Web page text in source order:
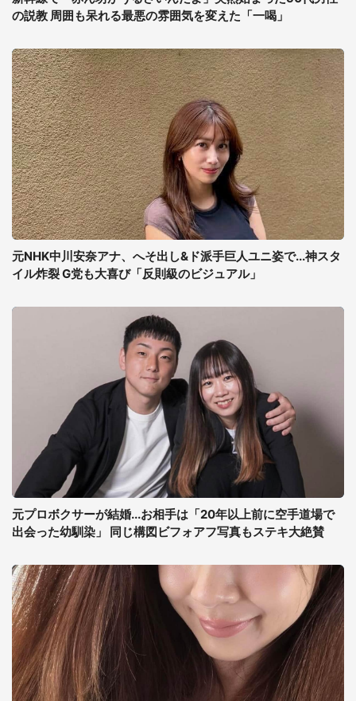
の説教 周囲も呆れる最悪の雰囲気を変えた「一喝」
元NHK中川安奈アナ、へそ出し&ド派手巨人ユニ姿で...神スタ
イル炸裂 G党も大喜び「反則級のビジュアル」
元プロボクサーが結婚...お相手は「20年以上前に空手道場で
出会った幼馴染」 同じ構図ビフォアフ写真もステキ大絶賛